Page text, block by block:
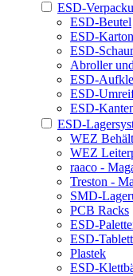
ESD-
ESD-Beutel
ESD-
ESD-
Abroller
ESD-
ESD-
ESD-
ESD-
WEZ
WEZ
raaco -
Treston -
SMD-
PCB Racks
ESD-
ESD-
Plastek
ESD-